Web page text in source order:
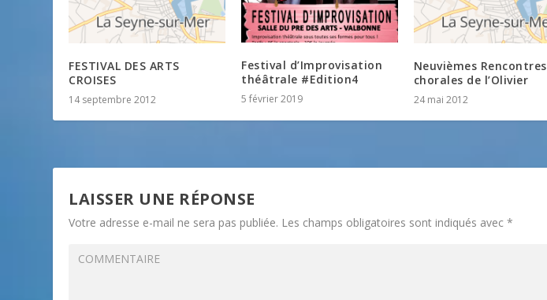
FESTIVAL DES ARTS
CROISES
14 septembre 2012
Festival d’Improvisation
théâtrale #Edition4
5 février 2019
Neuvièmes Rencontres
chorales de l’Olivier
24 mai 2012
LAISSER UNE RÉPONSE
Votre adresse e-mail ne sera pas publiée. Les champs obligatoires sont indiqués avec*